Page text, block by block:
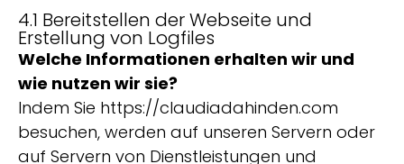
4.1 Bereitstellen der Webseite und
Erstellung von Logfiles
Welche Informationen erhalten wir und
wie nutzen wir sie?
Indem Sie https://claudiadahinden.com
besuchen, werden auf unseren Servern oder
auf Servern von Dienstleistungen und